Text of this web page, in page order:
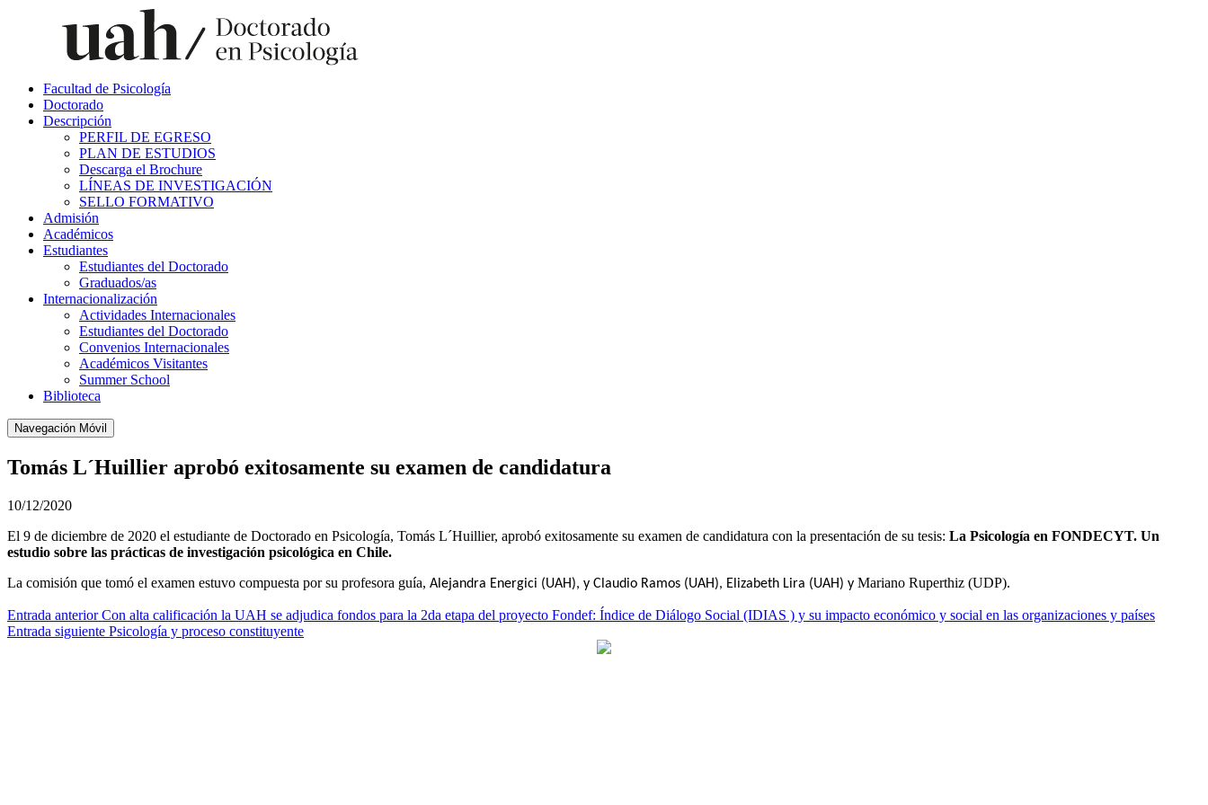
Facultad de Psicología
Doctorado
Descripción
PERFIL DE EGRESO
PLAN DE ESTUDIOS
Descarga el Brochure
LÍNEAS DE INVESTIGACIÓN
SELLO FORMATIVO
Admisión
Académicos
Estudiantes
Estudiantes del Doctorado
Graduados/as
Internacionalización
Actividades Internacionales
Estudiantes del Doctorado
Convenios Internacionales
Académicos Visitantes
Summer School
Biblioteca
Navegación Móvil
Tomás L´Huillier aprobó exitosamente su examen de candidatura
10/12/2020
El 9 de diciembre de 2020 el estudiante de Doctorado en Psicología, Tomás L´Huillier, aprobó exitosamente su examen de candidatura con la presentación de su tesis: La Psicología en FONDECYT. Un
estudio sobre las prácticas de investigación psicológica en Chile.
La comisión que tomó el examen estuvo compuesta por su profesora guía, Alejandra Energici (UAH), y Claudio Ramos (UAH), Elizabeth Lira (UAH) y Mariano Ruperthiz (UDP).
Navegación
de
Entrada anterior Con alta calificación la UAH se adjudica fondos para la 2da etapa del proyecto Fondef: Índice de Diálogo Social (IDIAS ) y su impacto económico y social en las organizaciones y países
Entrada siguiente Psicología y proceso constituyente